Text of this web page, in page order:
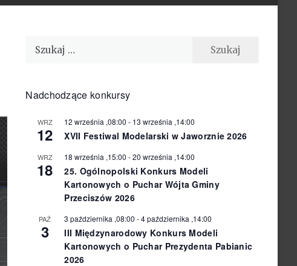
Szukaj:
Nadchodzące konkursy
WRZ
12
12 września ,08:00 - 13 września ,14:00
XVII Festiwal Modelarski w Jaworznie 2026
WRZ
18
18 września ,15:00 -20 września ,14:00
25. Ogólnopolski Konkurs Modeli
Kartonowych o Puchar Wójta Gminy
Przeciszów 2026
PAŹ
3
3 października ,08:00 -4 października ,14:00
III Międzynarodowy Konkurs Modeli
Kartonowych o Puchar Prezydenta Pabianic
2026